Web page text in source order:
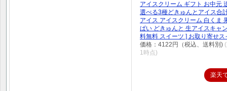
アイスクリーム ギフト お中元
選べる3種どきゅんとアイス合
アイス アイスクリーム 白くま
ぱい どきゅんと 生アイスキャ
料無料 スイーツ ] お取り寄せス
価格：4122円（税込、送料別)
1時点)
楽天